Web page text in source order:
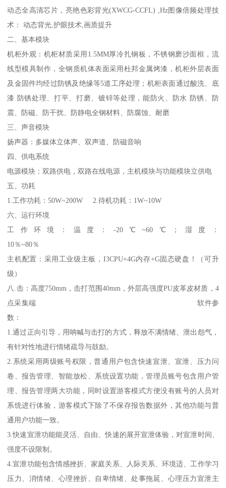
动态全高清芯片，亮艳色彩背光(XWCG-CCFL) ,Hz图像倍频处理技
术： 动态背光,护眼技术,画质提升
二、基本模块
机柜外观：机柜材质采用1.5MM厚冷扎钢板，不锈钢磨沙面框，流
线型模具制作，全钢质机体表面采用杜邦金属烤漆，机柜外层表面
及金固件均经过防锈及绝缘等5道工序处理；机柜表面通过酸洗、底
漆 防锈处理、打平、打磨、镀锌等处理，能防火、防水 防锈、防
震、防磁、防干扰、防静电全钢材料、防腐蚀、耐磨
三、声音模块
扬声器：多媒体立体声、双声道、防磁音响
四、供电系统
电源模块：双路供电，双路在线电源，主机模块与功能模块立供电
五、功耗
1.工作功耗：50W~200W 2.待机功耗：1W~10W
六、运行环境
工作环境：温度：-20℃~60℃；湿度：
10％~80
主机配置：采用工业级主板，I3CPU+4G内存+G固态硬盘！（可升
级）
八.击：高度750mm，击打范围40mm，外层高强度PU皮革皮材质，4
点采集端 软件参
数：
1.通过正向引导，用呐喊与击打的方式，释放不满情绪、泄出怨气，
有针对性地进行情绪疏导与鼓励。
2.系统采用两级账号权限，普通用户包含快速宣泄、宣泄、压力问
卷、报告管理、智能放松、系统设置功能，管理员账号包含用户管
理、报告管理两大功能，同时设置游客模式方便没有账号的人员对
系统进行体验，游客模式下除了不保存报告数据外，其他功能与普
通用户功能一致。
3.快速宣泄功能能灵活、自由、快速的展开宣泄体验，对宣泄时间、
强度不设限制。
4.宣泄功能包含情感挫折、家庭关系、人际关系、环境适、工作学习
压力、消情绪、心理挫折、自卑情绪、处事拖延、心理压力宣泄主